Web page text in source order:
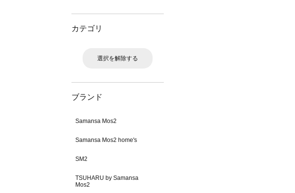
カテゴリ
選択を解除する
ブランド
Samansa Mos2
Samansa Mos2 home's
SM2
TSUHARU by Samansa
Mos2